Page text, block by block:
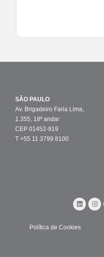
SÃO PAULO
Av. Brigadeiro Faria Lima,
1.355, 18º andar
CEP 01452-919
T +55 11 3799 8100
Política de Cookies